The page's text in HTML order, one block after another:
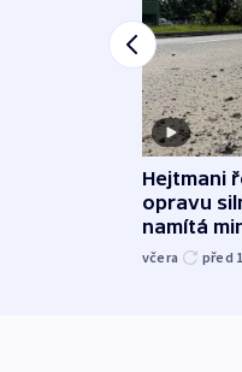
Hejtmani
opravu
namítá
včera před